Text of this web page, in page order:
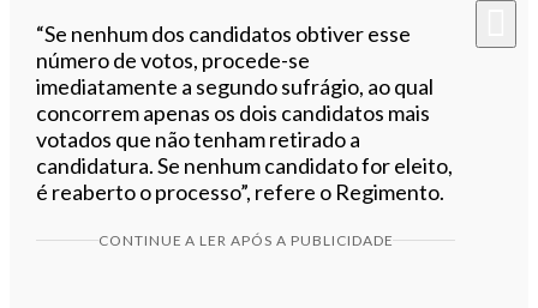
“Se nenhum dos candidatos obtiver esse
número de votos, procede-se
imediatamente a segundo sufrágio, ao qual
concorrem apenas os dois candidatos mais
votados que não tenham retirado a
candidatura. Se nenhum candidato for eleito,
é reaberto o processo”, refere o Regimento.
CONTINUE A LER APÓS A PUBLICIDADE